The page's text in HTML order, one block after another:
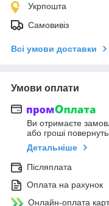
Укрпошта
Самовивіз
Всі умови доставки
Умови оплати
Ви отримаєте
або гроші
Детальніше
Післяплата
Оплата на рахунок
Онлайн-оплата